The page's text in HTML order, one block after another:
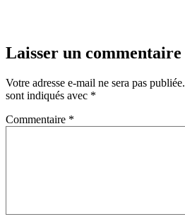
Laisser un commentaire
Votre adresse e-mail ne sera pas publiée.
sont indiqués avec *
Commentaire *